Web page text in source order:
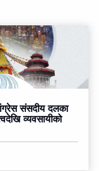
संसदीय दलका
व्यवसायीको